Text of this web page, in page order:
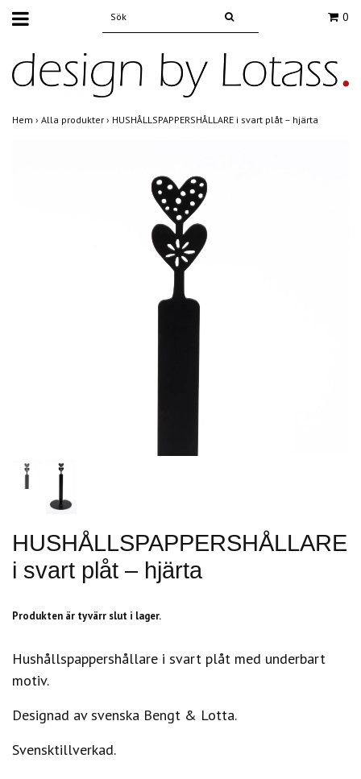
0
Hem › Alla produkter › HUSHÅLLSPAPPERSHÅLLARE i svart plåt – hjärta
HUSHÅLLSPAPPERSHÅLLARE
i svart plåt – hjärta
Produkten är tyvärr slut i lager.
Hushållspappershållare i svart plåt med underbart
motiv.
Designad av svenska Bengt & Lotta.
Svensktillverkad.